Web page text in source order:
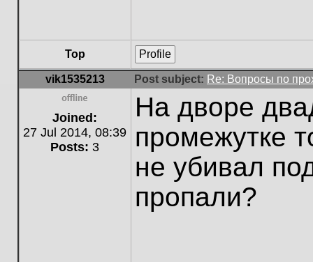
Top Profile
vik1535213 Post subject: Re: Вопросы по
Offline
Joined:
27 Jul 2014, 08:39
Posts: 3
На дворе
промежутке
не убивал
пропали?